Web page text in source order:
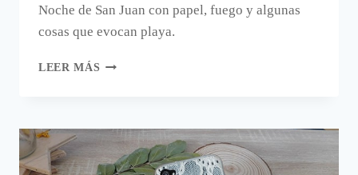
Noche de San Juan con papel, fuego y algunas
cosas que evocan playa.
LEER MÁS IDEA
MESA
LA